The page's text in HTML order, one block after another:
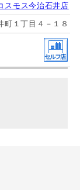
スモス今治石井店
町１丁目４－１８